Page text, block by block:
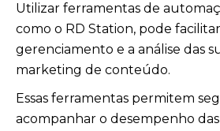
Utilizar ferramentas de
como o RD Station, pode
gerenciamento e a análise das
marketing de conteúdo.
Essas ferramentas permitem
acompanhar o desempenho